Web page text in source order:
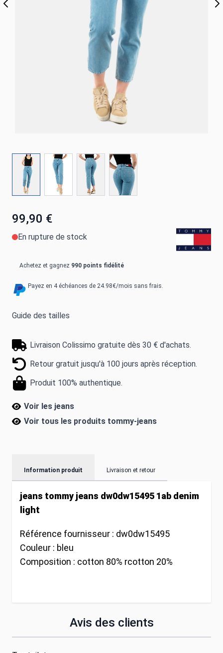
99,90 €
En rupture de stock
Achetez et gagnez 990 points fidélité
Payez en 4 échéances de 24.98€/mois sans frais.
Guide des tailles
Livraison Colissimo gratuite dès 30 € d'achats.
Retour gratuit jusqu'à 100 jours après réception.
Produit 100% authentique.
Voir les jeans
Voir tous les produits tommy-jeans
Information produit Livraison et retour
jeans tommy jeans dw0dw15495 1ab denim
light
Référence fournisseur : dw0dw15495
Couleur : bleu
Composition : cotton 80% rcotton 20%
Avis des clients